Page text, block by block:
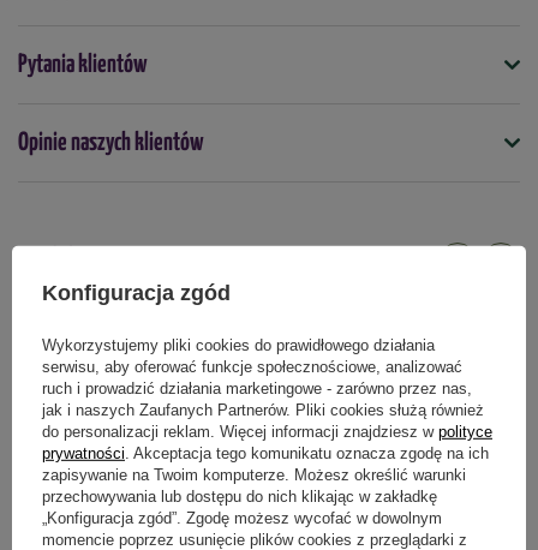
także rośliny przed szkodnikami i chorobami. Dodatkowo,
wodę i składniki z gleby.
Są hermetycznie zapakowane. Pochodzą z
chemicznych dodatków, np. zaprawy. Dlatego są droższe od
nasion dostępnych w sprzedaży marketowej.
Symbol
4099682396408
nie
Podmiot odpowiedzialny za ten produkt na terenie UE
Pytania klientów
Opinie naszych klientów
Konfiguracja zgód
Wykorzystujemy pliki cookies do prawidłowego działania
serwisu, aby oferować funkcje społecznościowe, analizować
ruch i prowadzić działania marketingowe - zarówno przez nas,
jak i naszych Zaufanych Partnerów. Pliki cookies służą również
do personalizacji reklam. Więcej informacji znajdziesz w polityce
prywatności . Akceptacja tego komunikatu oznacza zgodę na ich
zapisywanie na Twoim komputerze. Możesz określić warunki
przechowywania lub dostępu do nich klikając w zakładkę
„Konfiguracja zgód”. Zgodę możesz wycofać w dowolnym
momencie poprzez usunięcie plików cookies z przeglądarki z